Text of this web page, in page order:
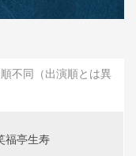
不同（出演順とは異
福亭生寿